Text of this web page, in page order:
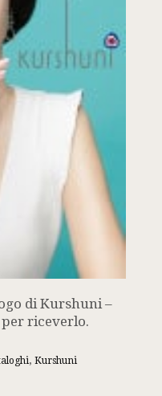
di Kurshuni –
riceverlo.
, Kurshuni